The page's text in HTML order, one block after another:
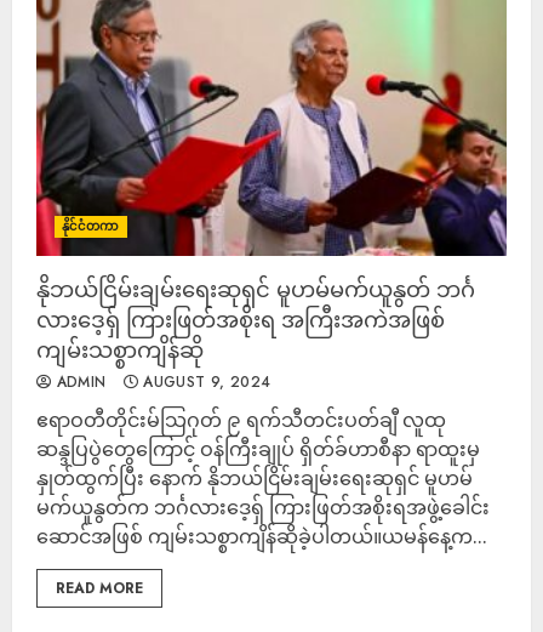
နိုင်ငံတကာ
နိုဘယ်ငြိမ်းချမ်းရေးဆုရှင် မူဟမ်မက်ယူနွတ် ဘင်္ဂ
လားဒေ့ရှ် ကြားဖြတ်အစိုးရ အကြီးအကဲအဖြစ်
ကျမ်းသစ္စာကျိန်ဆို
ADMIN AUGUST 9, 2024
ဧရာဝတီတိုင်းမ်သြဂုတ် ၉ ရက်သီတင်းပတ်ချီ လူထု
ဆန္ဒပြပွဲတွေကြောင့် ဝန်ကြီးချုပ် ရှိတ်ခ်ဟာစီနာ ရာထူးမှ
နှုတ်ထွက်ပြီး နောက် နိုဘယ်ငြိမ်းချမ်းရေးဆုရှင် မူဟမ်
မက်ယူနွတ်က ဘင်္ဂလားဒေ့ရှ် ကြားဖြတ်အစိုးရအဖွဲ့ခေါင်း
ဆောင်အဖြစ် ကျမ်းသစ္စာကျိန်ဆိုခဲ့ပါတယ်။ယမန်နေ့က...
READ MORE